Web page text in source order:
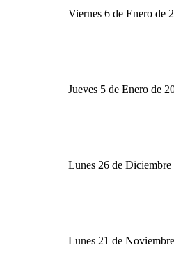
Viernes 6 de Enero de
Jueves 5 de Enero de
Lunes 26 de Diciembre
Lunes 21 de